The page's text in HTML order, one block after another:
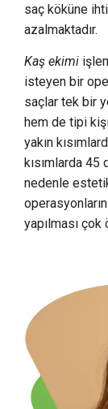
saç köküne
azalmaktadır.
Kaş ekimi
isteyen bir
saçlar tek bir
hem de tipi
yakın
kısımlarda 45
nedenle
yapılması çok